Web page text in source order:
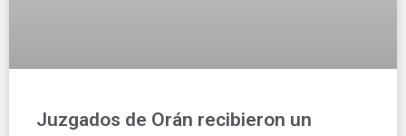
Juzgados de Orán recibieron un